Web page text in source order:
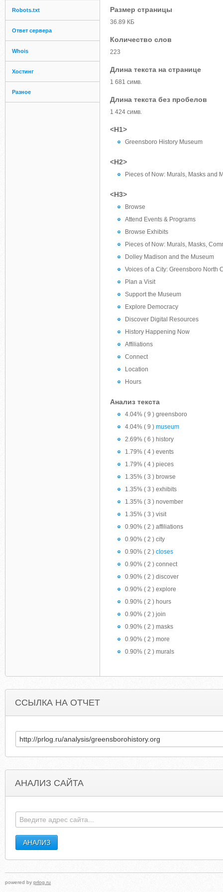
Robots.txt
Ответ сервера
Whois
Хостинг
Разное
Размер страницы
36.89 КБ
Количество слов
223
Длина текста на странице
1 681 симв.
Длина текста без пробелов
1 424 симв.
<H1>
Greensboro History Museum
<H2>
Pieces of Now: Murals, Masks and
<H3>
Browse
Attend Events & Programs
Browse Exhibits
Pieces of Now: Murals, Masks,
Dolley Madison and the Museum
Voices of a City: Greensboro North
Plan a Visit
Support the Museum
Explore Democracy
Discover Digital Resources
History Happening Now
Affiliations
Connect
Location
Hours
Анализ текста
4.04% ( 9 ) greensboro
4.04% ( 9 ) museum
2.69% ( 6 ) history
1.79% ( 4 ) events
1.79% ( 4 ) pieces
1.35% ( 3 ) browse
1.35% ( 3 ) exhibits
1.35% ( 3 ) november
1.35% ( 3 ) visit
0.90% ( 2 ) affiliations
0.90% ( 2 ) city
0.90% ( 2 ) closes
0.90% ( 2 ) connect
0.90% ( 2 ) discover
0.90% ( 2 ) explore
0.90% ( 2 ) hours
0.90% ( 2 ) join
0.90% ( 2 ) masks
0.90% ( 2 ) more
0.90% ( 2 ) murals
ССЫЛКА НА ОТЧЕТ
АНАЛИЗ САЙТА
powered by prlog.ru